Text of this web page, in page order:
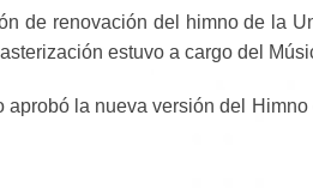
de renovación del himno de la
estuvo a cargo del
la nueva versión del